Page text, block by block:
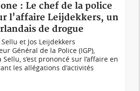
: Le chef de la police
l'affaire Leijdekkers, un
de drogue
Sellu et Jos Leijdekkers
Général de la Police (IGP),
s’est prononcé sur l’affaire en
les allégations d'activités